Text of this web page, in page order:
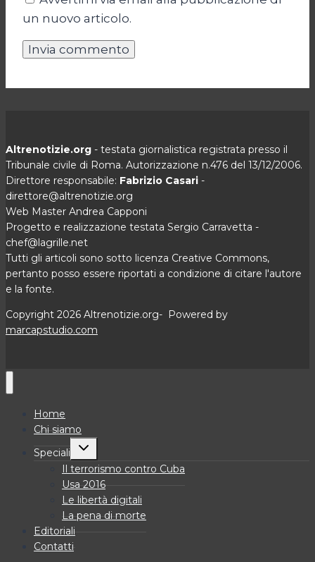
un nuovo articolo.
Altrenotizie.org - testata giornalistica registrata presso il
Tribunale civile di Roma. Autorizzazione n.476 del 13/12/2006.
Direttore responsabile: Fabrizio Casari -
direttore@altrenotizie.org
Web Master Andrea Capponi
Progetto e realizzazione testata Sergio Carravetta -
chef@lagrille.net
Tutti gli articoli sono sotto licenza Creative Commons,
pertanto posso essere riportati a condizione di citare l'autore
e la fonte.
Copyright 2026 Altrenotizie.org- Powered by
marcapstudio.com
Home
Chi siamo
Speciali
Alterna
menu
figlio
Il terrorismo contro Cuba
Usa 2016
Le libertà digitali
La pena di morte
Editoriali
Contatti